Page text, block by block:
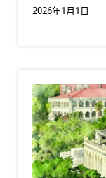
2026年1月1日